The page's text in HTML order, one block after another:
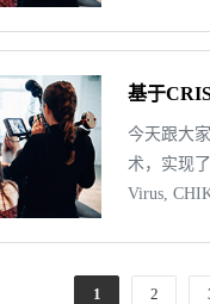
基于
今天跟大
术，实现
Virus,
1 2